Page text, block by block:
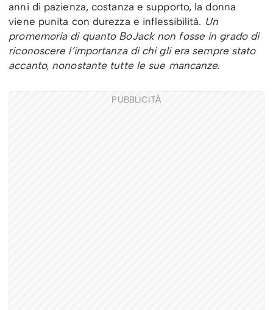
anni di pazienza, costanza e supporto, la donna
viene punita con durezza e inflessibilità. Un
promemoria di quanto BoJack non fosse in grado di
riconoscere l’importanza di chi gli era sempre stato
accanto, nonostante tutte le sue mancanze.
PUBBLICITÀ